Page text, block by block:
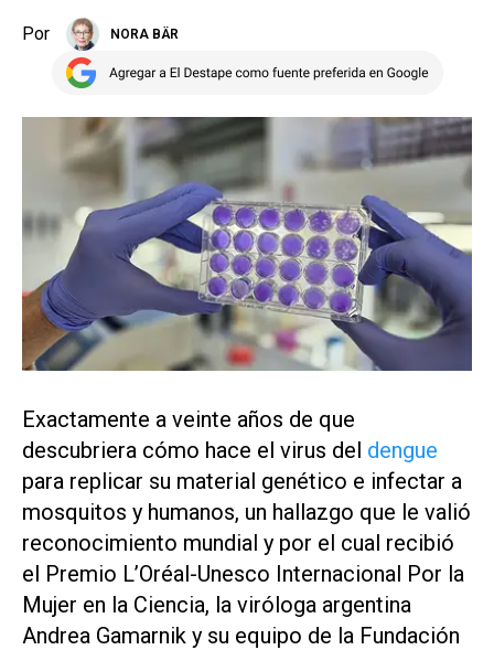
Por NORA BÄR
Exactamente a veinte años de que
descubriera cómo hace el virus del dengue
para replicar su material genético e infectar a
mosquitos y humanos, un hallazgo que le valió
reconocimiento mundial y por el cual recibió
el Premio L’Oréal-Unesco Internacional Por la
Mujer en la Ciencia, la viróloga argentina
Andrea Gamarnik y su equipo de la Fundación